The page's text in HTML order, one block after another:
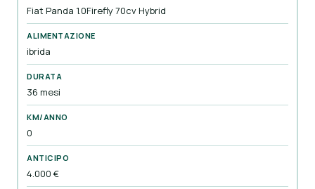
Fiat Panda 1.0Firefly 70cv Hybrid
ibrida
36 mesi
0
4.000 €